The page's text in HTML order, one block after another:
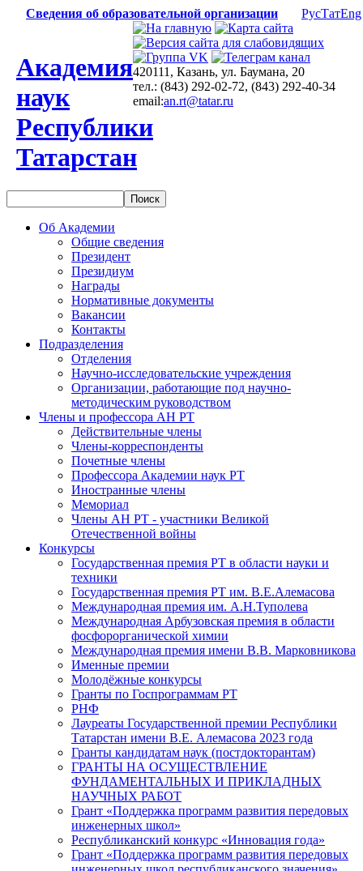
Сведения об образовательной организации РусТатEng
Академия
наук
Республики
Татарстан
420111, Казань, ул. Баумана, 20
тел.: (843) 292-02-72, (843) 292-40-34
email:an.rt@tatar.ru
Об Академии
Общие сведения
Президент
Президиум
Награды
Нормативные документы
Вакансии
Контакты
Подразделения
Отделения
Научно-исследовательские учреждения
Организации, работающие под научно-
методическим руководством
Члены и профессора АН РТ
Действительные члены
Члены-корреспонденты
Почетные члены
Профессора Академии наук РТ
Иностранные члены
Мемориал
Члены АН РТ - участники Великой
Отечественной войны
Конкурсы
Государственная премия РТ в области науки и
техники
Государственная премия РТ им. В.Е.Алемасова
Международная премия им. А.Н.Туполева
Международная Арбузовская премия в области
фосфорорганической химии
Международная премия имени В.В. Марковникова
Именные премии
Молодёжные конкурсы
Гранты по Госпрограммам РТ
РНФ
Лауреаты Государственной премии Республики
Татарстан имени В.Е. Алемасова 2023 года
Гранты кандидатам наук (постдокторантам)
ГРАНТЫ НА ОСУЩЕСТВЛЕНИЕ
ФУНДАМЕНТАЛЬНЫХ И ПРИКЛАДНЫХ
НАУЧНЫХ РАБОТ
Грант «Поддержка программ развития передовых
инженерных школ»
Республиканский конкурс «Инновация года»
Грант «Поддержка программ развития передовых